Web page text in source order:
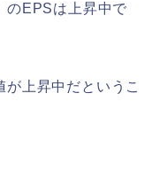
のEPSは上昇中で
上昇中だというこ